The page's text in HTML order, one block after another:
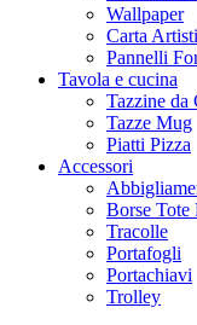
Wallpaper
Carta
Pannelli
Tavola e cucina
Tazzine da
Tazze Mug
Piatti Pizza
Accessori
Borse Tote
Tracolle
Portafogli
Portachiavi
Trolley